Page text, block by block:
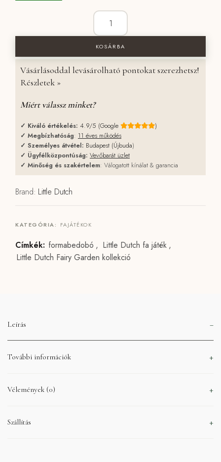
Little Dutch formabedobó kocka -
KOSÁRBA
Vásárlásoddal levásárolható pontokat szerezhetsz!
Részletek »
Miért válassz minket?
✓ Kiváló értékelés: 4.9/5 (Google
)
✓ Megbízhatóság: 11 éves működés
✓ Személyes átvétel: Budapest (Újbuda)
✓ Ügyfélközpontúság: Vevőbarát üzlet
✓ Minőség és szakértelem: Válogatott kínálat & garancia
Brand: Little Dutch
KATEGÓRIA: FAJÁTÉKOK
Címkék: formabedobó , Little Dutch fa játék ,
Little Dutch Fairy Garden kollekció
Leírás
További információk
Vélemények (0)
Szállítás